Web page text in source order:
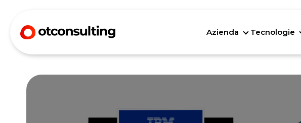
Azienda
Azienda
Tecnologie